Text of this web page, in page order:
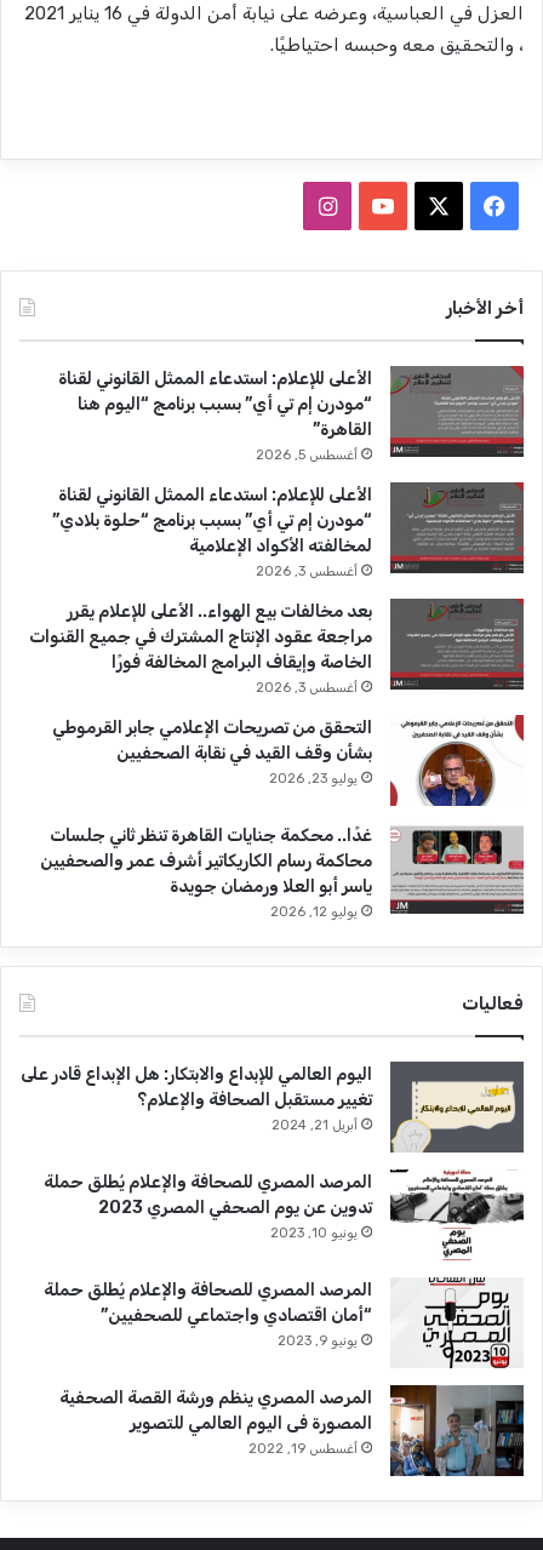
العزل في العباسية، وعرضه على نيابة أمن الدولة في 16 يناير 2021
، والتحقيق معه وحبسه احتياطيًا.
س
و
ك
T
u
b
e
ق
ا
م
أخر الأخبار
الأعلى للإعلام: استدعاء الممثل القانوني لقناة
“مودرن إم تي أي” بسبب برنامج “اليوم هنا
القاهرة”
أغسطس 5, 2026
الأعلى للإعلام: استدعاء الممثل القانوني لقناة
“مودرن إم تي أي” بسبب برنامج “حلوة بلادي”
لمخالفته الأكواد الإعلامية
أغسطس 3, 2026
بعد مخالفات بيع الهواء.. الأعلى للإعلام يقرر
مراجعة عقود الإنتاج المشترك في جميع القنوات
الخاصة وإيقاف البرامج المخالفة فورًا
أغسطس 3, 2026
التحقق من تصريحات الإعلامي جابر القرموطي
بشأن وقف القيد في نقابة الصحفيين
يوليو 23, 2026
غدًا.. محكمة جنايات القاهرة تنظر ثاني جلسات
محاكمة رسام الكاريكاتير أشرف عمر والصحفيين
ياسر أبو العلا ورمضان جويدة
يوليو 12, 2026
فعاليات
اليوم العالمي للإبداع والابتكار: هل الإبداع قادر على
تغيير مستقبل الصحافة والإعلام؟
أبريل 21, 2024
المرصد المصري للصحافة والإعلام يُطلق حملة
تدوين عن يوم الصحفي المصري 2023
يونيو 10, 2023
المرصد المصري للصحافة والإعلام يُطلق حملة
“أمان اقتصادي واجتماعي للصحفيين”
يونيو 9, 2023
المرصد المصري ينظم ورشة القصة الصحفية
المصورة فى اليوم العالمي للتصوير
أغسطس 19, 2022